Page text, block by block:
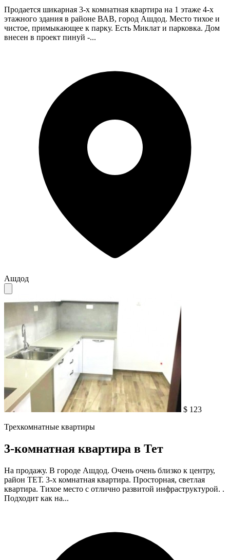
Продается шикарная 3-х комнатная квартира на 1 этаже 4-х
этажного здания в районе ВАВ, город Ашдод. Место тихое и
чистое, примыкающее к парку. Есть Миклат и парковка. Дом
внесен в проект пинуй -...
Ашдод
$ 123
Трехкомнатные квартиры
3-комнатная квартира в Тет
На продажу. В городе Ашдод. Очень очень близко к центру,
район ТЕТ. 3-х комнатная квартира. Просторная, светлая
квартира. Тихое место с отлично развитой инфраструктурой. .
Подходит как на...